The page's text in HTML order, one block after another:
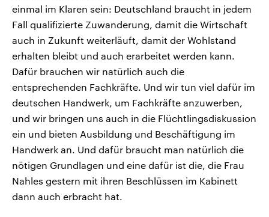
einmal im Klaren sein: Deutschland braucht in jedem
Fall qualifizierte Zuwanderung, damit die Wirtschaft
auch in Zukunft weiterläuft, damit der Wohlstand
erhalten bleibt und auch erarbeitet werden kann.
Dafür brauchen wir natürlich auch die
entsprechenden Fachkräfte. Und wir tun viel dafür im
deutschen Handwerk, um Fachkräfte anzuwerben,
und wir bringen uns auch in die Flüchtlingsdiskussion
ein und bieten Ausbildung und Beschäftigung im
Handwerk an. Und dafür braucht man natürlich die
nötigen Grundlagen und eine dafür ist die, die Frau
Nahles gestern mit ihren Beschlüssen im Kabinett
dann auch erbracht hat.